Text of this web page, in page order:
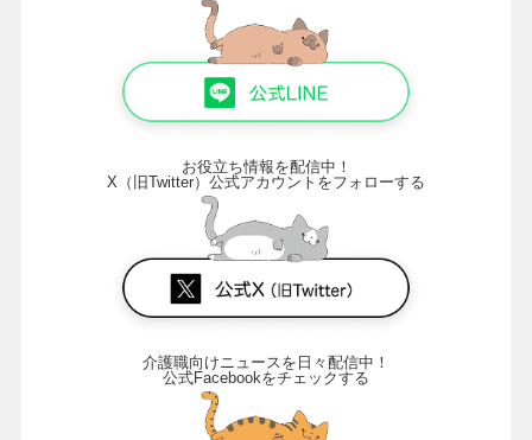
お役立ち情報を配信中！
X（旧Twitter）公式アカウントをフォローする
介護職向けニュースを日々配信中！
公式Facebookをチェックする